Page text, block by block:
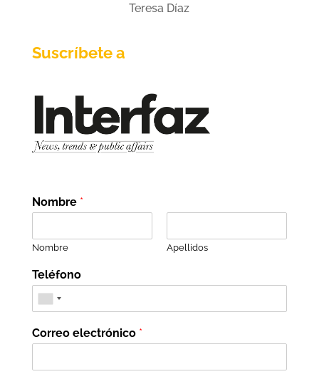
Teresa Díaz
Suscríbete a
Nombre *
Nombre Apellidos
Teléfono
Correo electrónico *